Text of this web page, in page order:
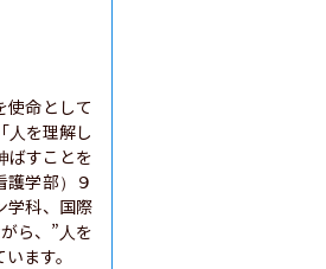
使命として
人を理解し
ばすことを
学部）９
学科、国際
ら、”人を
ます。